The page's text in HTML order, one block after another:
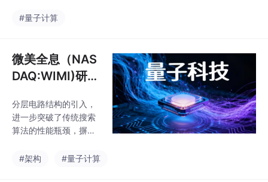
可以对标2014年的智能
无限潜力后，近年以
来，A
能计算体系的构建奠定
机制类似，这种双量子
比特操作在量子线路中
以局部连接的形式实
量子纠缠的存在而显著
增强。针对这些关键难
点，微美全息提出了一
比特交互为核心的QCN
#量子计算
微美全息（NAS
DAQ:WIMI)研究
量子编码电路适
配优化架构
分层电路结构的引入，
进一步突破了传统搜索
算法的性能瓶颈，摒弃
架构的盲目搜索模式，
#架构 #量子计算